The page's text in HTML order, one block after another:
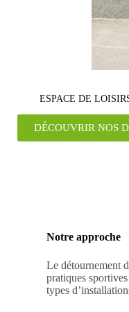
ESPACE DE
DÉCOUVRIR NOS
Notre approche
Le détournement
pratiques
types